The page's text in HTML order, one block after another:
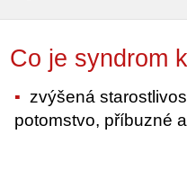
Co je
zvýšená
potomstvo, příbuzné